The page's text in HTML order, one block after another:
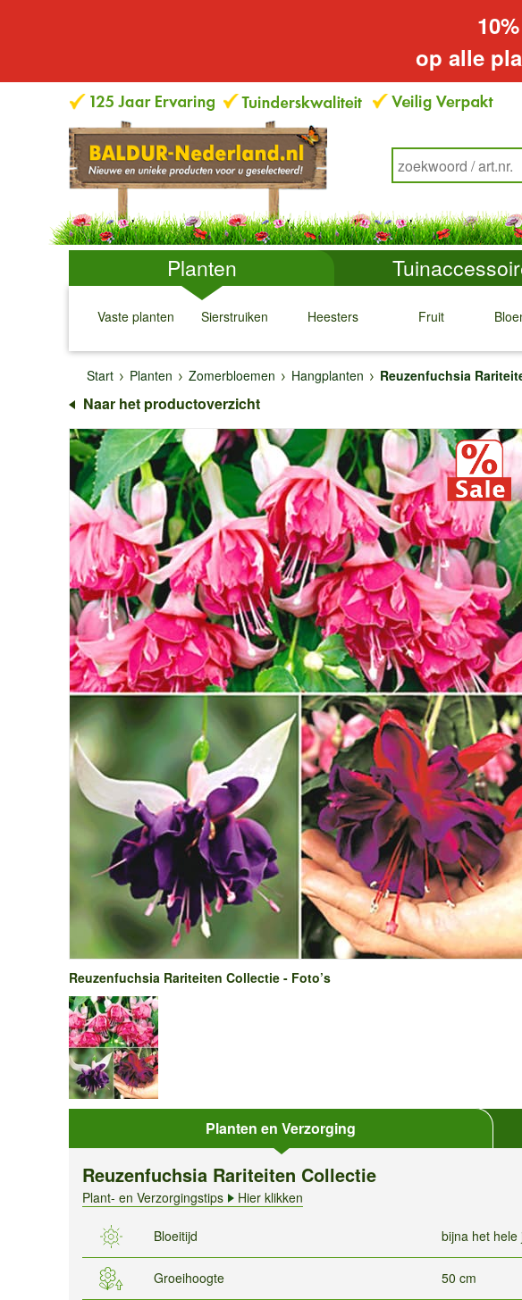
op alle
Planten
Vaste planten
↓
Sierstruiken
↓
Heesters
↓
Fruit
↓ ↓
Start
Planten Zomerbloemen Hangplanten Reuzenfuchsia
Naar het productoverzicht
Reuzenfuchsia Rariteiten Collectie - Foto’s
Planten en Verzorging
Reuzenfuchsia Rariteiten Collectie
Plant- en Verzorgingstips Hier klikken
Bloeitijd bijna het hele
Groeihoogte 50 cm